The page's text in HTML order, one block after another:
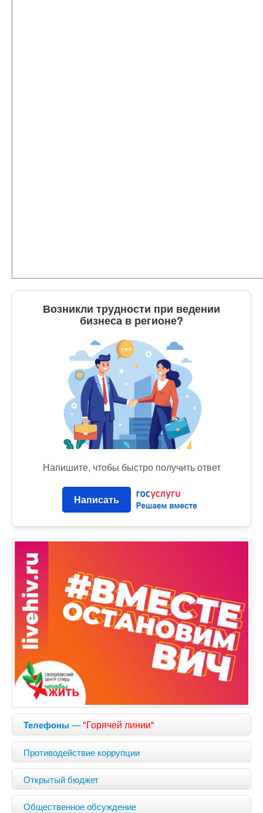
Возникли трудности при ведении
бизнеса в регионе?
Напишите, чтобы быстро получить ответ
Написать
Телефоны —"Горячей линии"
Противодействие коррупции
Открытый бюджет
Общественное обсуждение